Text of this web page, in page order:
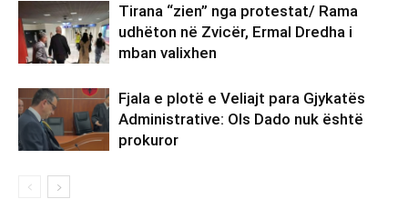
Tirana “zien” nga protestat/ Rama
udhëton në Zvicër, Ermal Dredha i
mban valixhen
Fjala e plotë e Veliajt para Gjykatës
Administrative: Ols Dado nuk është
prokuror